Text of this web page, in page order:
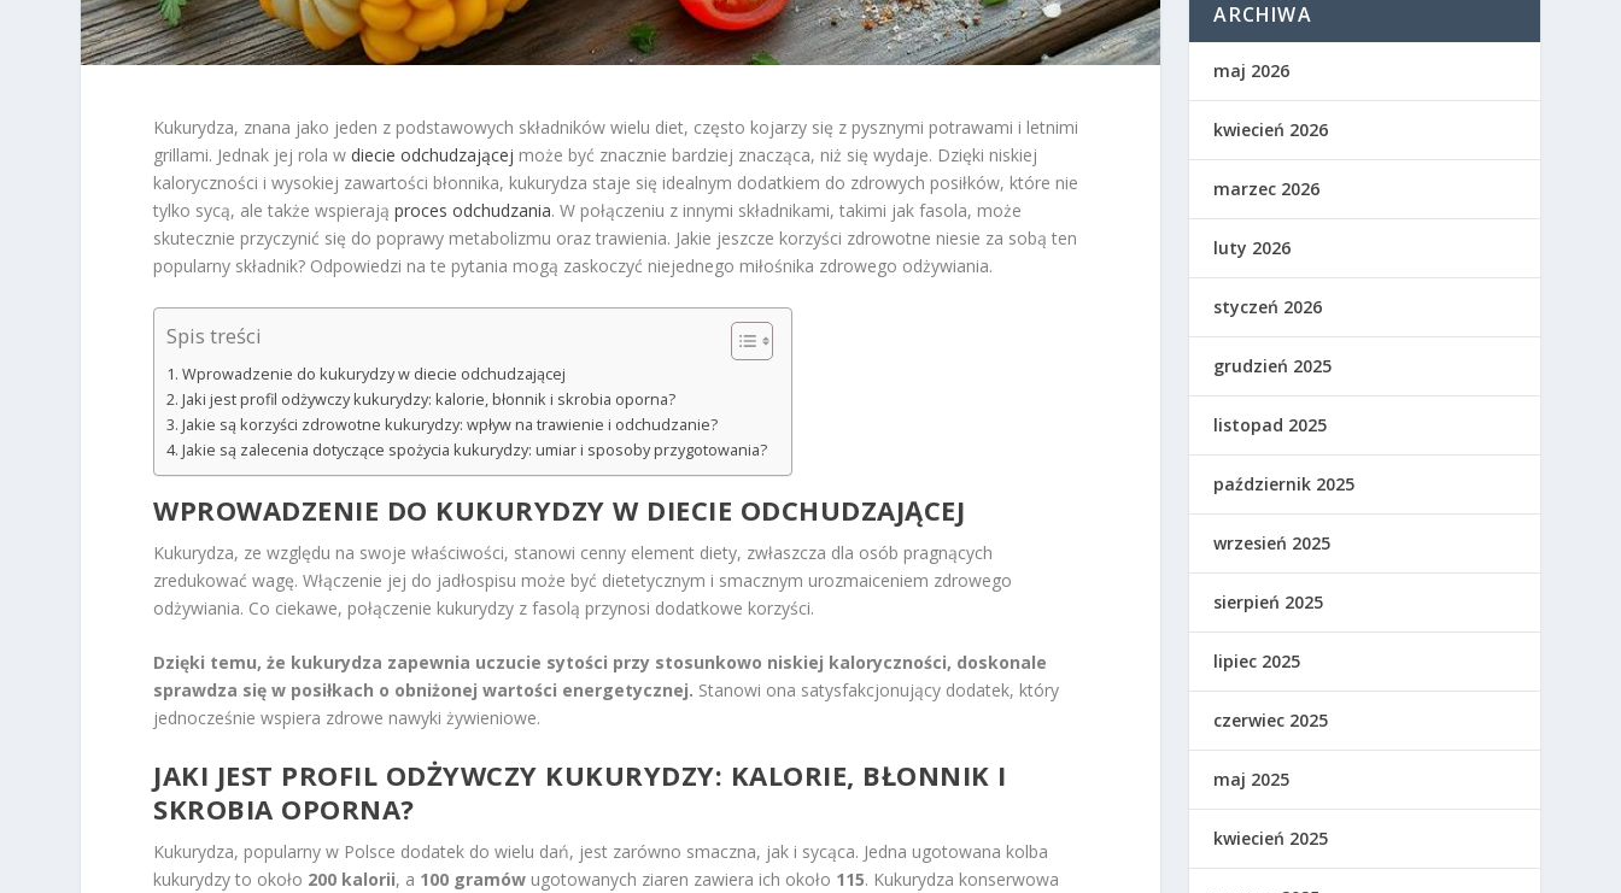
Kukurydza, znana jako jeden z podstawowych składników wielu diet, często kojarzy się z pysznymi potrawami i letnimi
grillami. Jednak jej rola w diecie odchudzającej może być znacznie bardziej znacząca, niż się wydaje. Dzięki niskiej
kaloryczności i wysokiej zawartości błonnika, kukurydza staje się idealnym dodatkiem do zdrowych posiłków, które nie
tylko sycą, ale także wspierająproces odchudzania. W połączeniu z innymi składnikami, takimi jak fasola, może
skutecznie przyczynić się do poprawy metabolizmu oraz trawienia. Jakie jeszcze korzyści zdrowotne niesie za sobą ten
popularny składnik? Odpowiedzi na te pytania mogą zaskoczyć niejednego miłośnika zdrowego odżywiania.
Spis treści
Wprowadzenie do kukurydzy w diecie odchudzającej
Jaki jest profil odżywczy kukurydzy: kalorie, błonnik i skrobia oporna?
Jakie są korzyści zdrowotne kukurydzy: wpływ na trawienie i odchudzanie?
Jakie są zalecenia dotyczące spożycia kukurydzy: umiar i sposoby przygotowania?
WPROWADZENIE DO KUKURYDZY W DIECIE ODCHUDZAJĄCEJ
Kukurydza, ze względu na swoje właściwości, stanowi cenny element diety, zwłaszcza dla osób pragnących
zredukować wagę. Włączenie jej do jadłospisu może być dietetycznym i smacznym urozmaiceniem zdrowego
odżywiania. Co ciekawe, połączenie kukurydzy z fasolą przynosi dodatkowe korzyści.
Dzięki temu, że kukurydza zapewnia uczucie sytości przy stosunkowo niskiej kaloryczności, doskonale
sprawdza się w posiłkach o obniżonej wartości energetycznej. Stanowi ona satysfakcjonujący dodatek, który
jednocześnie wspiera zdrowe nawyki żywieniowe.
JAKI JEST PROFIL ODŻYWCZY KUKURYDZY: KALORIE, BŁONNIK I
SKROBIA OPORNA?
Kukurydza, popularny w Polsce dodatek do wielu dań, jest zarówno smaczna, jak i sycąca. Jedna ugotowana kolba
kukurydzy to około 200 kalorii, a 100 gramów ugotowanych ziaren zawiera ich około 115. Kukurydza konserwowa
ARCHIWA
maj 2026
kwiecień 2026
marzec 2026
luty 2026
styczeń 2026
grudzień 2025
listopad 2025
październik 2025
wrzesień 2025
sierpień 2025
lipiec 2025
czerwiec 2025
maj 2025
kwiecień 2025